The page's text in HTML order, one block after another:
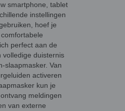
smartphone, tablet
instellingen
hoef je
perfect aan de
volledige duisternis
slaapmasker. Van
activeren
kun je
meldingen
van externe